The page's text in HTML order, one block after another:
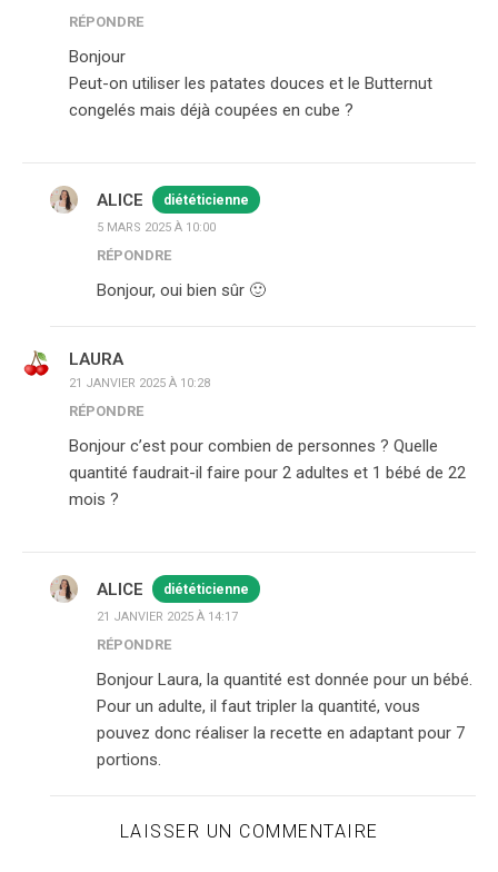
RÉPONDRE
Bonjour
Peut-on utiliser les patates douces et le Butternut
congelés mais déjà coupées en cube ?
ALICE diététicienne
5 MARS 2025 À 10:00
RÉPONDRE
Bonjour, oui bien sûr 🙂
LAURA
21 JANVIER 2025 À 10:28
RÉPONDRE
Bonjour c’est pour combien de personnes ? Quelle
quantité faudrait-il faire pour 2 adultes et 1 bébé de 22
mois ?
ALICE diététicienne
21 JANVIER 2025 À 14:17
RÉPONDRE
Bonjour Laura, la quantité est donnée pour un bébé.
Pour un adulte, il faut tripler la quantité, vous
pouvez donc réaliser la recette en adaptant pour 7
portions.
LAISSER UN COMMENTAIRE